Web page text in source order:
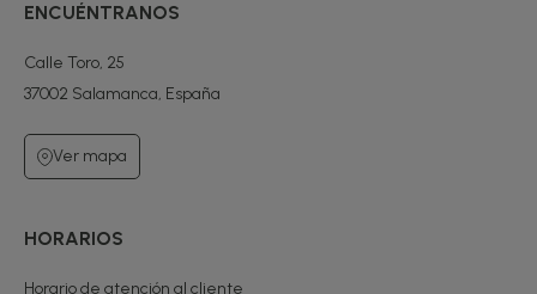
ENCUÉNTRANOS
Calle Toro, 25
37002 Salamanca, España
Ver mapa
HORARIOS
Horario de atención al cliente